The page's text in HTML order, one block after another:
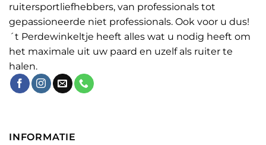
ruitersportliefhebbers, van professionals tot
gepassioneerde niet professionals. Ook voor u dus!
´t Perdewinkeltje heeft alles wat u nodig heeft om
het maximale uit uw paard en uzelf als ruiter te
halen.
INFORMATIE